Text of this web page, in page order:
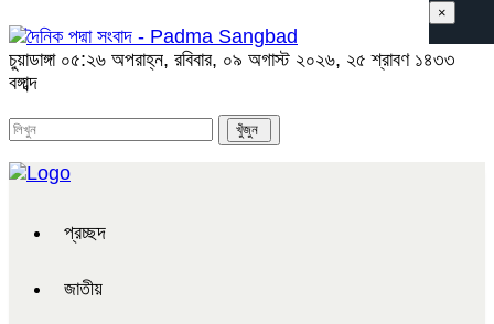
চুয়াডাঙ্গা ০৫:২৬ অপরাহ্ন, রবিবার, ০৯ অগাস্ট ২০২৬, ২৫ শ্রাবণ ১৪৩৩
বঙ্গাব্দ
প্রচ্ছদ
জাতীয়
×